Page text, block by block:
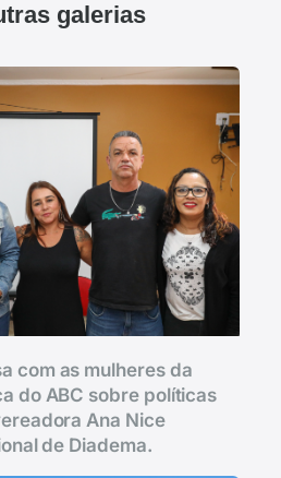
galerias
com as mulheres da
do ABC sobre políticas
Ana Nice
de Diadema.